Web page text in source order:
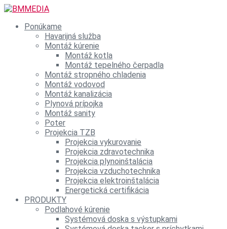
Ponúkame
Havarijná služba
Montáž kúrenie
Montáž kotla
Montáž tepelného čerpadla
Montáž stropného chladenia
Montáž vodovod
Montáž kanalizácia
Plynová prípojka
Montáž sanity
Poter
Projekcia TZB
Projekcia vykurovanie
Projekcia zdravotechnika
Projekcia plynoinštalácia
Projekcia vzduchotechnika
Projekcia elektroinštalácia
Energetická certifikácia
PRODUKTY
Podlahové kúrenie
Systémová doska s výstupkami